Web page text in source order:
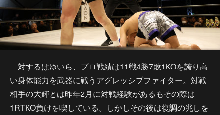
対するはゆいら、プロ戦績は11戦4勝7敗1KOを誇り高
い身体能力を武器に戦うアグレッシブファイター。対戦
相手の大輝とは昨年2月に対戦経験があるもその際は
1RTKO負けを喫している。しかしその後は復調の兆しを